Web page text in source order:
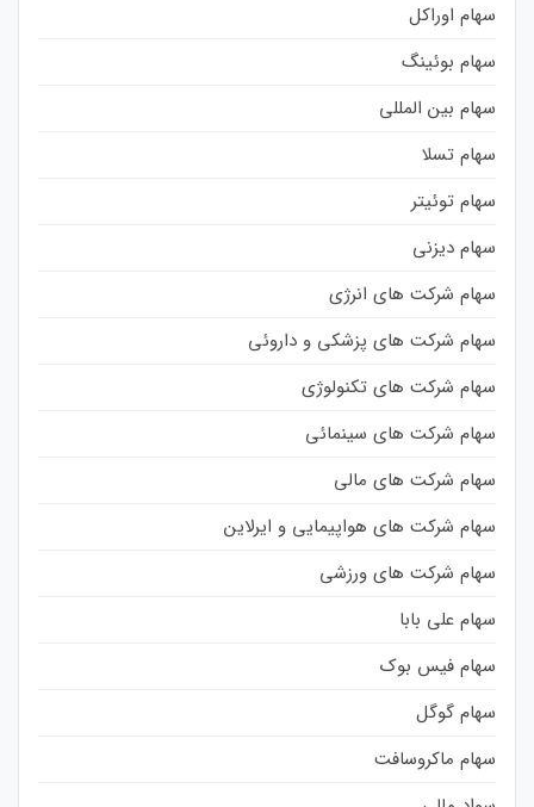
سهام اوراکل
سهام بوئینگ
سهام بین المللی
سهام تسلا
سهام توئیتر
سهام دیزنی
سهام شرکت های انرژی
سهام شرکت های پزشکی و داروئی
سهام شرکت های تکنولوژی
سهام شرکت های سینمائی
سهام شرکت های مالی
سهام شرکت های هواپیمایی و ایرلاین
سهام شرکت های ورزشی
سهام علی بابا
سهام فیس بوک
سهام گوگل
سهام ماکروسافت